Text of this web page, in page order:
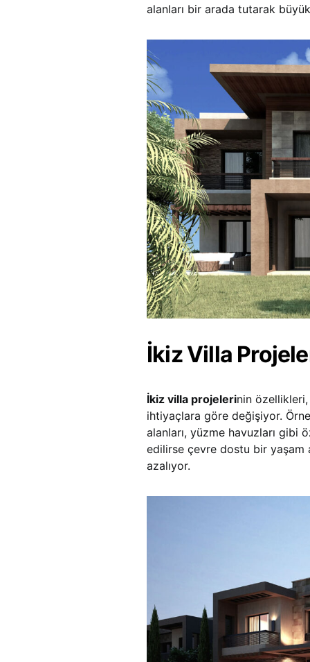
alanları bir arada tutarak
İkiz Villa
İkiz villa projelerinin
ihtiyaçlara göre değişiyor.
alanları, yüzme havuzları gibi
edilirse çevre dostu bir yaşam
azalıyor.